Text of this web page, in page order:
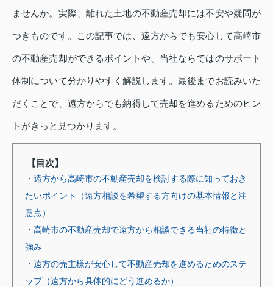
ませんか。実際、離れた土地の不動産売却には不安や疑問が
つきものです。この記事では、遠方からでも安心して高崎市
の不動産売却ができるポイントや、当社ならではのサポート
体制について分かりやすく解説します。最後までお読みいた
だくことで、遠方からでも納得して売却を進めるためのヒン
トがきっと見つかります。
【目次】
・遠方から高崎市の不動産売却を検討する際に知っておき
たいポイント（遠方相談を希望する方向けの基本情報と注
意点）
・高崎市の不動産売却で遠方から相談できる当社の特徴と
強み
・遠方の売主様が安心して不動産売却を進めるためのステ
ップ（遠方から具体的にどう進めるか）